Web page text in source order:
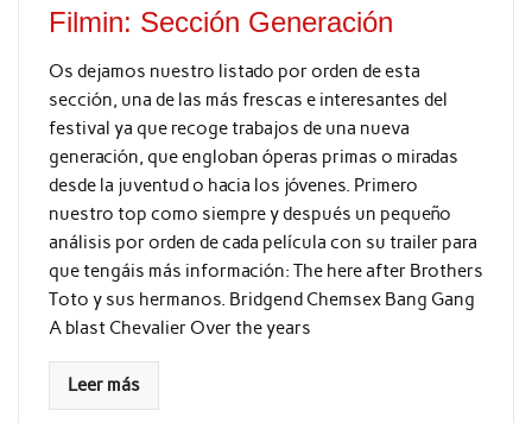
Filmin: Sección Generación
Os dejamos nuestro listado por orden de esta
sección, una de las más frescas e interesantes del
festival ya que recoge trabajos de una nueva
generación, que engloban óperas primas o miradas
desde la juventud o hacia los jóvenes. Primero
nuestro top como siempre y después un pequeño
análisis por orden de cada película con su trailer para
que tengáis más información: The here after Brothers
Toto y sus hermanos. Bridgend Chemsex Bang Gang
A blast Chevalier Over the years
Leer más